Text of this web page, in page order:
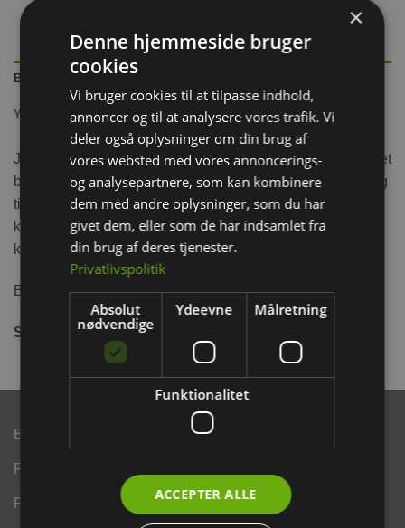
BESKRIVELSE
YDERLIGERE INFORMATION
JR Farm pileflet bolde i miniformat. Her får du 3 små pileflet
bolde til din gnaver eller dværgkanin. Her er både til leg og
til at gnave i – du kan eventuel fylde bolden med dit
kæledyrs yndlingsgodbidder. De er ideel til at holde dit
kæledyr beskæftiget.
Boldene udskiftes ved behov.
Størrelse:Ø4 cm
Brand
Finansering ANYDAY
Finansering Viabill
×
Denne hjemmeside bruger
cookies
Vi bruger cookies til at tilpasse indhold,
annoncer og til at analysere vores trafik. Vi
deler også oplysninger om din brug af
vores websted med vores annoncerings-
og analysepartnere, som kan kombinere
dem med andre oplysninger, som du har
givet dem, eller som de har indsamlet fra
din brug af deres tjenester.
Privatlivspolitik
Absolut
nødvendige
Ydeevne Målretning
Funktionalitet
ACCEPTER ALLE